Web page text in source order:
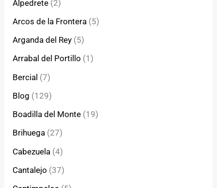
Alpedrete (2)
Arcos de la Frontera (5)
Arganda del Rey (5)
Arrabal del Portillo (1)
Bercial (7)
Blog (129)
Boadilla del Monte (19)
Brihuega (27)
Cabezuela (4)
Cantalejo (37)